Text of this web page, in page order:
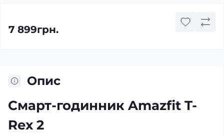
7 899грн.
Опис
Смарт-годинник Amazfit T-
Rex 2